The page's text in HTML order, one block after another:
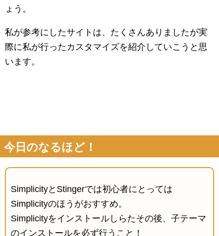
ょう。
私が参考にしたサイトは、たくさんありましたが実
際に私が行ったカスタマイズを紹介していこうと思
います。
今日のなるほど！
SimplicityとStingerでは初心者にとっては
Simplicityのほうがおすすめ。
Simplicityをインストールしらたその後、子テーマ
のインストールを必ず行うこと！